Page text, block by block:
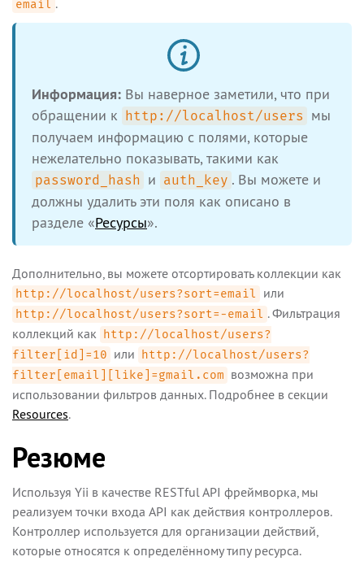
email .
Информация: Вы наверное заметили, что при
обращении к http://localhost/users
мы
получаем информацию с полями, которые
нежелательно показывать, такими как
password_hash и auth_key . Вы можете и
должны удалить эти поля как описано в
разделе «Ресурсы».
Дополнительно, вы можете отсортировать коллекции как
http://localhost/users?sort=email или
http://localhost/users?sort=-email . Фильтрация
коллекций как http://localhost/users?
filter[id]=10 или
http://localhost/users?
filter[email][like]=gmail.com возможна при
использовании фильтров данных. Подробнее в секции
Resources.
Резюме
Используя Yii в качестве RESTful API фреймворка, мы
реализуем точки входа API как действия контроллеров.
Контроллер используется для организации действий,
которые относятся к определённому типу ресурса.